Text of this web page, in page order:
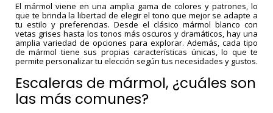
El mármol viene en una amplia gama de colores y patrones, lo
que te brinda la libertad de elegir el tono que mejor se adapte a
tu estilo y preferencias. Desde el clásico mármol blanco con
vetas grises hasta los tonos más oscuros y dramáticos, hay una
amplia variedad de opciones para explorar. Además, cada tipo
de mármol tiene sus propias características únicas, lo que te
permite personalizar tu elección según tus necesidades y gustos.
Escaleras de mármol, ¿cuáles son
las más comunes?